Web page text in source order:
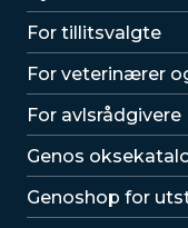
For tillitsvalgte
For veterinærer
For avlsrådgivere
Lenker
Genos
Genoshop for